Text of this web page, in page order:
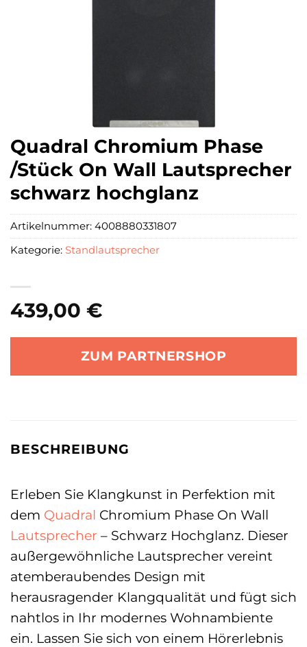
Quadral Chromium Phase
/Stück On Wall Lautsprecher
schwarz hochglanz
439,00 €
ZUM PARTNERSHOP
Artikelnummer: 4008880331807
Kategorie: Standlautsprecher
BESCHREIBUNG
Erleben Sie Klangkunst in Perfektion mit
dem Quadral Chromium Phase On Wall
Lautsprecher – Schwarz Hochglanz. Dieser
außergewöhnliche Lautsprecher vereint
atemberaubendes Design mit
herausragender Klangqualität und fügt sich
nahtlos in Ihr modernes Wohnambiente
ein. Lassen Sie sich von einem Hörerlebnis